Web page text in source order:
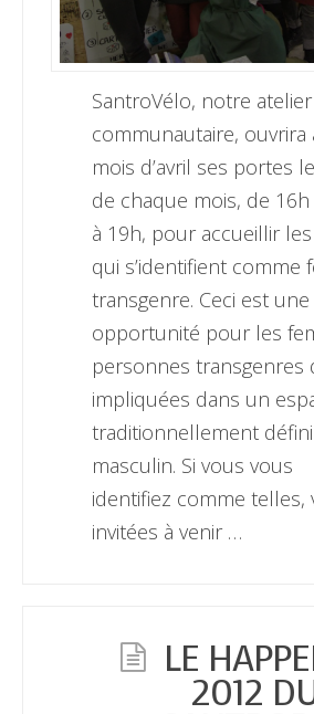
SantroVélo, notre
communautaire, ouvrira
mois d’avril ses portes
de chaque mois, de 16h
à 19h, pour accueillir
qui s’identifient comme
transgenre. Ceci est une
opportunité pour les
personnes transgenres
impliquées dans un
traditionnellement
masculin. Si vous vous
identifiez comme telles,
invitées à venir …
LE
2012